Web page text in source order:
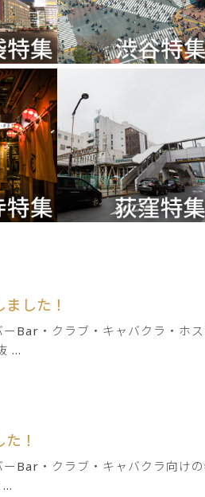
した！
Bar・クラブ・キャバクラ・ホ
...
！
Bar・クラブ・キャバクラ向け